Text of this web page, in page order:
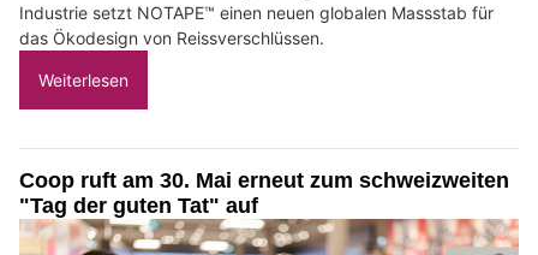
Industrie setzt NOTAPE™ einen neuen globalen Massstab für
das Ökodesign von Reissverschlüssen.
Weiterlesen
Coop ruft am 30. Mai erneut zum schweizweiten
"Tag der guten Tat" auf